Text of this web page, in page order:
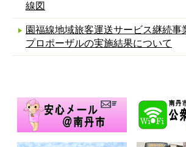
線図
園福線地域旅客運送サービス継続事
プロポーザルの実施結果について